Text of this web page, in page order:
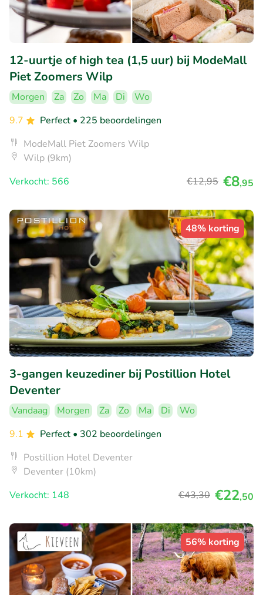
12-uurtje of high tea (1,5 uur) bij ModeMall
Piet Zoomers Wilp
Morgen Za Zo Ma Di
Wo
9.7
Perfect • 225 beoordelingen
ModeMall Piet Zoomers Wilp
Wilp (9km)
Verkocht: 566
€12,95 €8,95
48% korting
3-gangen keuzediner bij Postillion Hotel
Deventer
Vandaag Morgen Za Zo Ma Di
Wo
9.1
Perfect • 302 beoordelingen
Postillion Hotel Deventer
Deventer (10km)
Verkocht: 148
€43,30 €22,50
56% korting